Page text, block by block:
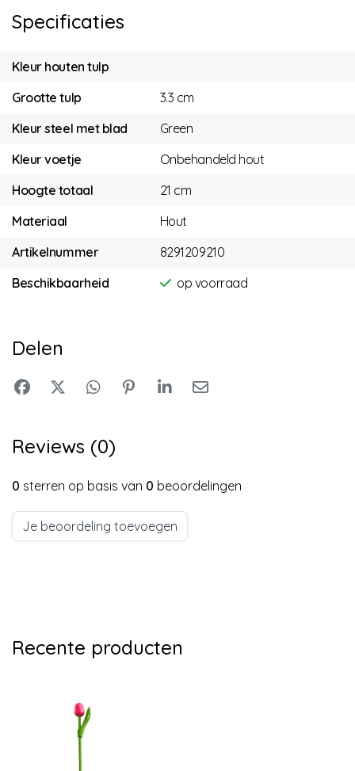
Specificaties
Kleur houten tulp
Grootte tulp
3.3 cm
Kleur steel met blad
Green
Kleur voetje
Onbehandeld hout
Hoogte totaal
21 cm
Materiaal
Hout
Artikelnummer
8291209210
Beschikbaarheid
op voorraad
Delen
Reviews (0)
0 sterren op basis van 0 beoordelingen
Je beoordeling toevoegen
Recente producten